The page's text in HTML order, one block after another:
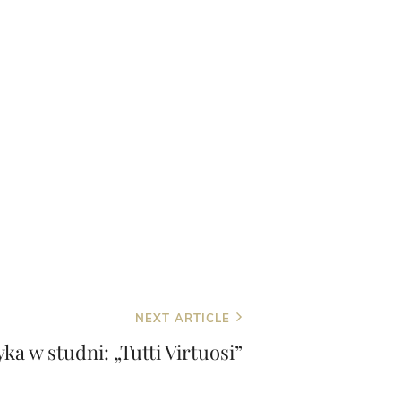
NEXT ARTICLE
w studni: „Tutti Virtuosi”